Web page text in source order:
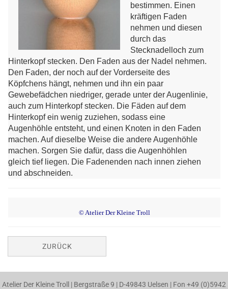
bestimmen. Einen
kräftigen Faden
nehmen und diesen
durch das
Stecknadelloch zum
Hinterkopf stecken. Den Faden aus der Nadel nehmen.
Den Faden, der noch auf der Vorderseite des
Köpfchens hängt, nehmen und ihn ein paar
Gewebefädchen niedriger, gerade unter der Augenlinie,
auch zum Hinterkopf stecken. Die Fäden auf dem
Hinterkopf ein wenig zuziehen, sodass eine
Augenhöhle entsteht, und einen Knoten in den Faden
machen. Auf dieselbe Weise die andere Augenhöhle
machen. Sorgen Sie dafür, dass die Augenhöhlen
gleich tief liegen. Die Fadenenden nach innen ziehen
und abschneiden.
© Atelier Der Kleine Troll
ZURÜCK
Atelier Der Kleine Troll | Bergstraße 9 | D-49843 Uelsen | Fon +49 (0)5942